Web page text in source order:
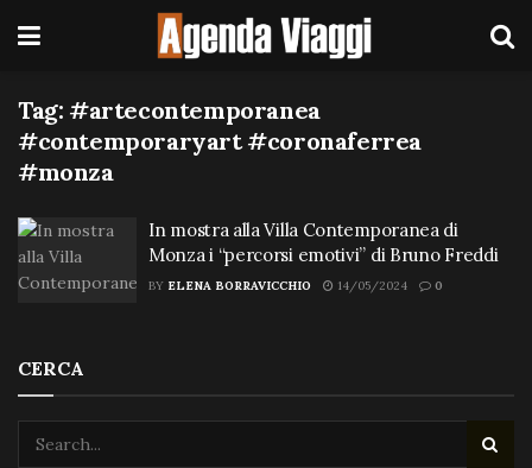
Tag: #artecontemporanea
#contemporaryart #coronaferrea
#monza
In mostra alla Villa Contemporanea di
Monza i “percorsi emotivi” di Bruno Freddi
BY ELENA BORRAVICCHIO 14/05/2024 0
CERCA